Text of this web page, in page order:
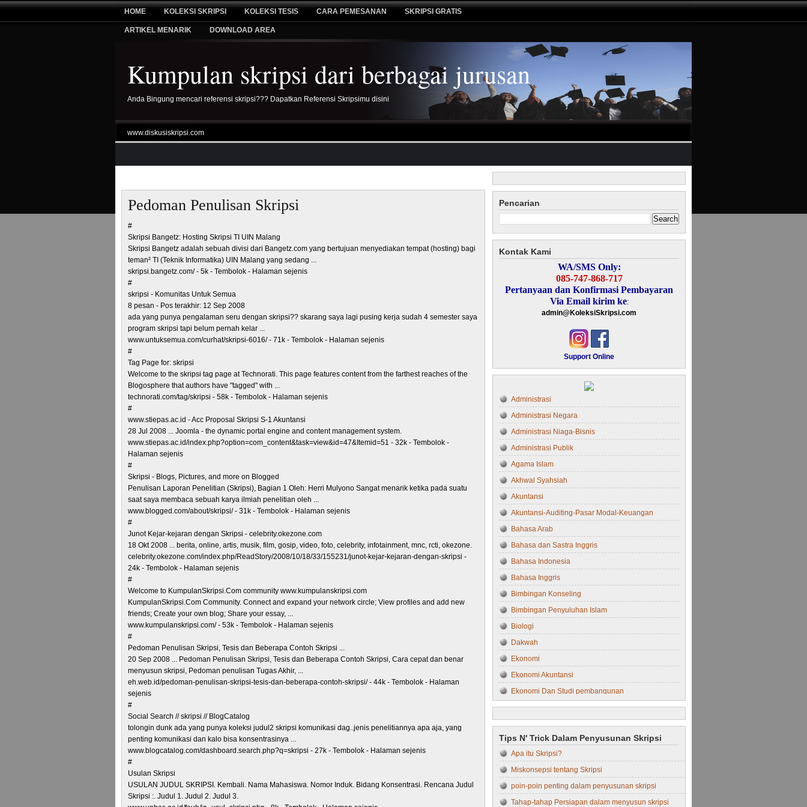
HOME KOLEKSI SKRIPSI KOLEKSI TESIS CARA PEMESANAN SKRIPSI GRATIS
ARTIKEL MENARIK DOWNLOAD AREA
Kumpulan skripsi dari berbagai jurusan
Anda Bingung mencari referensi skripsi??? Dapatkan Referensi Skripsimu disini
www.diskusiskripsi.com
Pedoman Penulisan Skripsi
#
Skripsi Bangetz: Hosting Skripsi TI UIN Malang
Skripsi Bangetz adalah sebuah divisi dari Bangetz.com yang bertujuan menyediakan tempat (hosting) bagi
teman² TI (Teknik Informatika) UIN Malang yang sedang ...
skripsi.bangetz.com/ - 5k - Tembolok - Halaman sejenis
#
skripsi - Komunitas Untuk Semua
8 pesan - Pos terakhir: 12 Sep 2008
ada yang punya pengalaman seru dengan skripsi?? skarang saya lagi pusing kerja sudah 4 semester saya
program skripsi tapi belum pernah kelar ...
www.untuksemua.com/curhat/skripsi-6016/ - 71k - Tembolok - Halaman sejenis
#
Tag Page for: skripsi
Welcome to the skripsi tag page at Technorati. This page features content from the farthest reaches of the
Blogosphere that authors have "tagged" with ...
technorati.com/tag/skripsi - 58k - Tembolok - Halaman sejenis
#
www.stiepas.ac.id - Acc Proposal Skripsi S-1 Akuntansi
28 Jul 2008 ... Joomla - the dynamic portal engine and content management system.
www.stiepas.ac.id/index.php?option=com_content&task=view&id=47&Itemid=51 - 32k - Tembolok -
Halaman sejenis
#
Skripsi - Blogs, Pictures, and more on Blogged
Penulisan Laporan Penelitian (Skripsi), Bagian 1 Oleh: Herri Mulyono Sangat menarik ketika pada suatu
saat saya membaca sebuah karya ilmiah penelitian oleh ...
www.blogged.com/about/skripsi/ - 31k - Tembolok - Halaman sejenis
#
Junot Kejar-kejaran dengan Skripsi - celebrity.okezone.com
18 Okt 2008 ... berita, online, artis, musik, film, gosip, video, foto, celebrity, infotainment, mnc, rcti, okezone.
celebrity.okezone.com/index.php/ReadStory/2008/10/18/33/155231/junot-kejar-kejaran-dengan-skripsi -
24k - Tembolok - Halaman sejenis
#
Welcome to KumpulanSkripsi.Com community www.kumpulanskripsi.com
KumpulanSkripsi.Com Community. Connect and expand your network circle; View profiles and add new
friends; Create your own blog; Share your essay, ...
www.kumpulanskripsi.com/ - 53k - Tembolok - Halaman sejenis
#
Pedoman Penulisan Skripsi, Tesis dan Beberapa Contoh Skripsi ...
20 Sep 2008 ... Pedoman Penulisan Skripsi, Tesis dan Beberapa Contoh Skripsi, Cara cepat dan benar
menyusun skripsi, Pedoman penulisan Tugas Akhir, ...
eh.web.id/pedoman-penulisan-skripsi-tesis-dan-beberapa-contoh-skripsi/ - 44k - Tembolok - Halaman
sejenis
#
Social Search // skripsi // BlogCatalog
tolongin dunk ada yang punya koleksi judul2 skripsi komunikasi dag..jenis penelitiannya apa aja, yang
penting komunikasi dan kalo bisa konsentrasinya ...
www.blogcatalog.com/dashboard.search.php?q=skripsi - 27k - Tembolok - Halaman sejenis
#
Usulan Skripsi
USULAN JUDUL SKRIPSI. Kembali. Nama Mahasiswa. Nomor Induk. Bidang Konsentrasi. Rencana Judul
Skripsi :. Judul 1. Judul 2. Judul 3.
Pencarian
Kontak Kami
WA/SMS Only:
085-747-868-717
Pertanyaan dan Konfirmasi Pembayaran
Via Email kirim ke:
admin@KoleksiSkripsi.com
Support Online
Administrasi
Administrasi Negara
Administrasi Niaga-Bisnis
Administrasi Publik
Agama Islam
Akhwal Syahsiah
Akuntansi
Akuntansi-Auditing-Pasar Modal-Keuangan
Bahasa Arab
Bahasa dan Sastra Inggris
Bahasa Indonesia
Bahasa Inggris
Bimbingan Konseling
Bimbingan Penyuluhan Islam
Biologi
Dakwah
Ekonomi
Ekonomi Akuntansi
Ekonomi Dan Studi pembangunan
Ekonomi Manajemen
Filsafat
Fisika
Fisipol
Hukum
Hukum Perdata
Tips N' Trick Dalam Penyusunan Skripsi
Apa itu Skripsi?
Miskonsepsi tentang Skripsi
poin-poin penting dalam penyusunan skripsi
Tahap-tahap Persiapan dalam menyusun skripsi